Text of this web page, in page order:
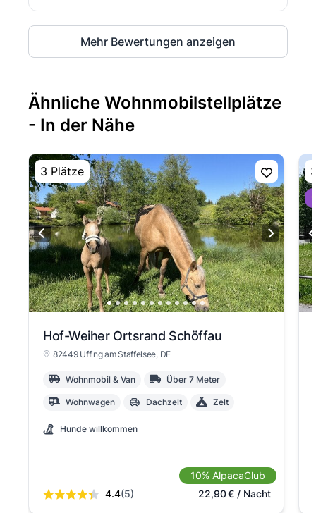
Mehr Bewertungen anzeigen
Ähnliche Wohnmobilstellplätze
- In der Nähe
3 Plätze
Hof-Weiher Ortsrand Schöffau
82449 Uffing am Staffelsee, DE
Wohnmobil & Van Über 7 Meter
Wohnwagen Dachzelt Zelt
Hunde willkommen
4.4(5)
10% AlpacaClub
22,90€/ Nacht